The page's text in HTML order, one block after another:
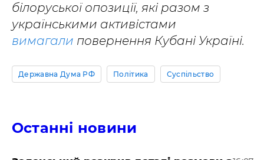
білоруської опозиції, які разом з
українськими активістами
вимагали повернення Кубані Україні.
Державна Дума РФ Політика Суспільство
Останні новини